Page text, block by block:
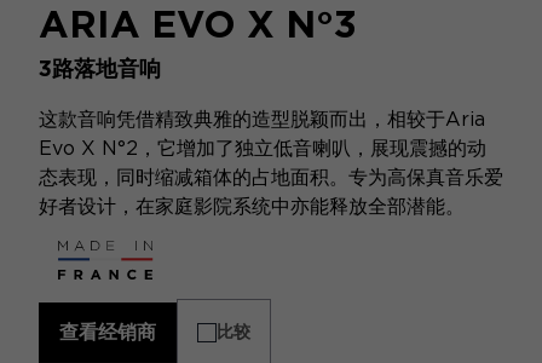
ARIA EVO X N°3
3路落地音响
这款音响凭借精致典雅的造型脱颖而出，相较于Aria
Evo X N°2，它增加了独立低音喇叭，展现震撼的动
态表现，同时缩减箱体的占地面积。专为高保真音乐爱
好者设计，在家庭影院系统中亦能释放全部潜能。
查看经销商 比较